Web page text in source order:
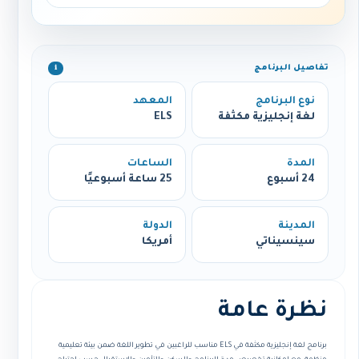
تفاصيل البرنامج ℹ️
نوع البرنامج
لغة إنجليزية مكثفة
المعهد
ELS
المدة
24 أسبوع
الساعات
25 ساعة أسبوعيًا
المدينة
سينسيناتي
الدولة
أمريكا
نظرة عامة
برنامج لغة إنجليزية مكثفة في ELS مناسب للراغبين في تطوير اللغة ضمن بيئة تعليمية